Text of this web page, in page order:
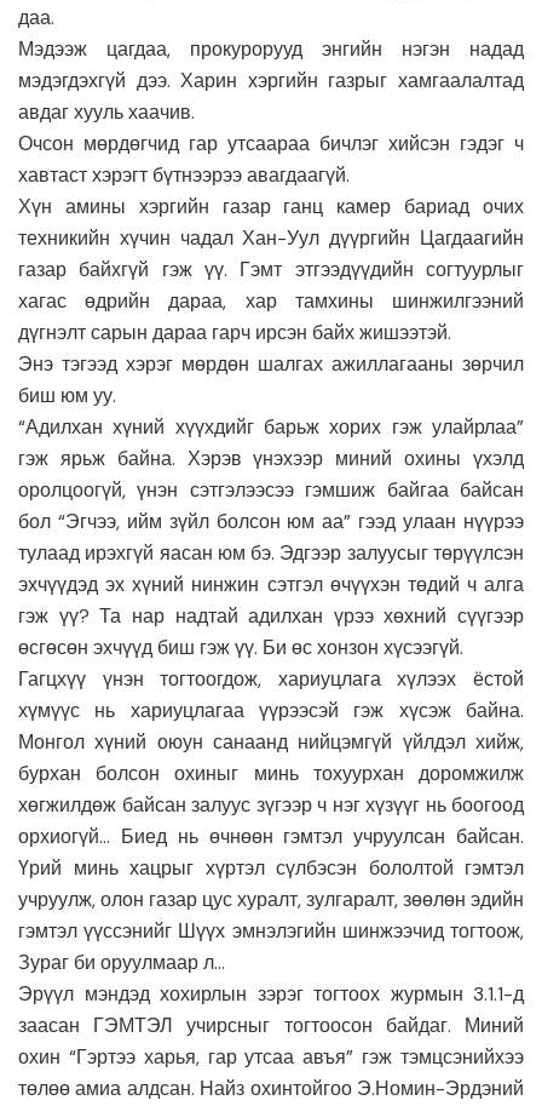
даа.
Мэдээж цагдаа, прокурорууд энгийн нэгэн надад
мэдэгдэхгүй дээ. Харин хэргийн газрыг хамгаалалтад
авдаг хууль хаачив.
Очсон мөрдөгчид гар утсаараа бичлэг хийсэн гэдэг ч
хавтаст хэрэгт бүтнээрээ авагдаагүй.
Хүн амины хэргийн газар ганц камер бариад очих
техникийн хүчин чадал Хан-Уул дүүргийн Цагдаагийн
газар байхгүй гэж үү. Гэмт этгээдүүдийн согтуурлыг
хагас өдрийн дараа, хар тамхины шинжилгээний
дүгнэлт сарын дараа гарч ирсэн байх жишээтэй.
Энэ тэгээд хэрэг мөрдөн шалгах ажиллагааны зөрчил
биш юм уу.
“Адилхан хүний хүүхдийг барьж хорих гэж улайрлаа”
гэж ярьж байна. Хэрэв үнэхээр миний охины үхэлд
оролцоогүй, үнэн сэтгэлээсээ гэмшиж байгаа байсан
бол “Эгчээ, ийм зүйл болсон юм аа” гээд улаан нүүрээ
тулаад ирэхгүй яасан юм бэ. Эдгээр залуусыг төрүүлсэн
эхчүүдэд эх хүний нинжин сэтгэл өчүүхэн төдий ч алга
гэж үү? Та нар надтай адилхан үрээ хөхний сүүгээр
өсгөсөн эхчүүд биш гэж үү. Би өс хонзон хүсээгүй.
Гагцхүү үнэн тогтоогдож, хариуцлага хүлээх ёстой
хүмүүс нь хариуцлагаа үүрээсэй гэж хүсэж байна.
Монгол хүний оюун санаанд нийцэмгүй үйлдэл хийж,
бурхан болсон охиныг минь тохуурхан доромжилж
хөгжилдөж байсан залуус зүгээр ч нэг хүзүүг нь боогоод
орхиогүй… Биед нь өчнөөн гэмтэл учруулсан байсан.
Үрий минь хацрыг хүртэл сүлбэсэн бололтой гэмтэл
учруулж, олон газар цус хуралт, зулгаралт, зөөлөн эдийн
гэмтэл үүссэнийг Шүүх эмнэлэгийн шинжээчид тогтоож,
Зураг би оруулмаар л…
Эрүүл мэндэд хохирлын зэрэг тогтоох журмын 3.1.1-д
заасан ГЭМТЭЛ учирсныг тогтоосон байдаг. Миний
охин “Гэртээ харья, гар утсаа авъя” гэж тэмцсэнийхээ
төлөө амиа алдсан. Найз охинтойгоо Э.Номин-Эрдэний